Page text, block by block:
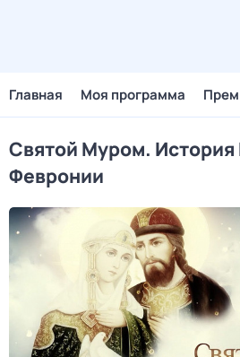
Главная Моя программа
Святой Муром. История
Февронии